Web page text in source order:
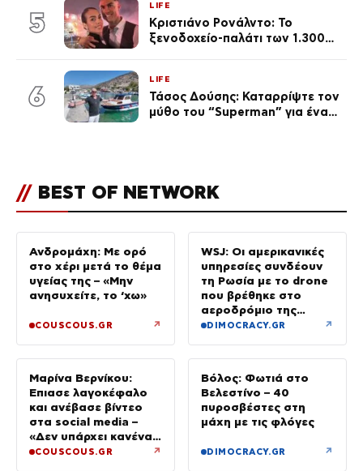
5
LIFE
Κριστιάνο Ρονάλντο: Το
ξενοδοχείο-παλάτι των 1.300
(φωτογραφίες)
6
LIFE
Τάσος Δούσης: Καταρρίψτε τον
μύθο του “Superman” για ένα
// BEST OF NETWORK
Ανδρομάχη: Με ορό
στο χέρι μετά το θέμα
υγείας της – «Μην
ανησυχείτε, το ‘χω»
COUSCOUS.GR ↗
WSJ: Οι αμερικανικές
υπηρεσίες συνδέουν
τη Ρωσία με το drone
που βρέθηκε στο
αεροδρόμιο της
Λειψίας
DIMOCRACY.GR ↗
Μαρίνα Βερνίκου:
Έπιασε λαγοκέφαλο
και ανέβασε βίντεο
στα social media –
«Δεν υπάρχει κανένας
λόγος να φοβόμαστε»
COUSCOUS.GR ↗
Βόλος: Φωτιά στο
Βελεστίνο – 40
πυροσβέστες στη
μάχη με τις φλόγες
DIMOCRACY.GR ↗